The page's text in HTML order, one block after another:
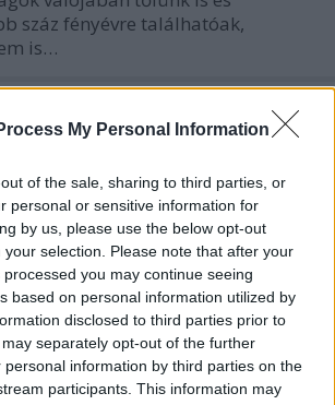
My Personal Information
of the sale, sharing to third parties, or
personal or sensitive information for
by us, please use the below opt-out
selection. Please note that after your
you may continue seeing
based on personal information utilized by
disclosed to third parties prior to
separately opt-out of the further
personal information by third parties on the
participants. This information may
száz fényévre találhatóak,
is…